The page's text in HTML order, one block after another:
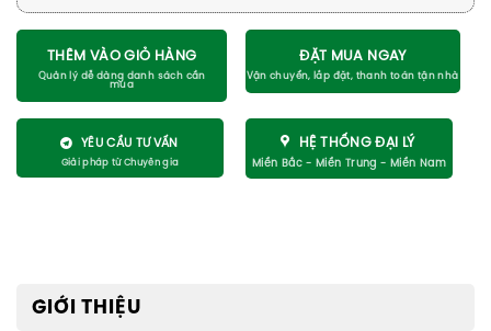
THÊM VÀO GIỎ HÀNG ĐẶT MUA NGAY
YÊU CẦU TƯ VẤN HỆ THỐNG ĐẠI LÝ
GIỚI THIỆU